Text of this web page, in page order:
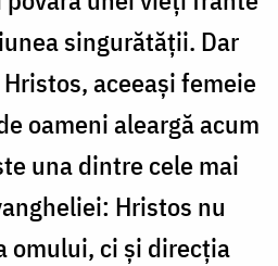
singurătății. Dar
aceeași femeie
oameni aleargă acum
una dintre cele mai
Hristos nu
omului, ci și direcția